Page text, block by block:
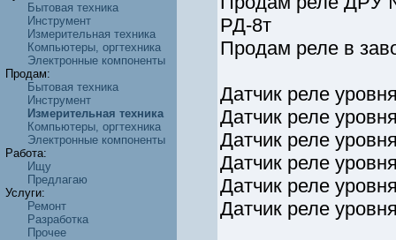
Бытовая техника
Инструмент
Измерительная техника
Компьютеры, оргтехника
Электронные компоненты
Продам:
Бытовая техника
Инструмент
Измерительная техника
Компьютеры, оргтехника
Электронные компоненты
Работа:
Ищу
Предлагаю
Услуги:
Ремонт
Разработка
Прочее
РД-8т
Продам реле в
Датчик реле
Датчик реле
Датчик реле
Датчик реле
Датчик реле
Датчик реле